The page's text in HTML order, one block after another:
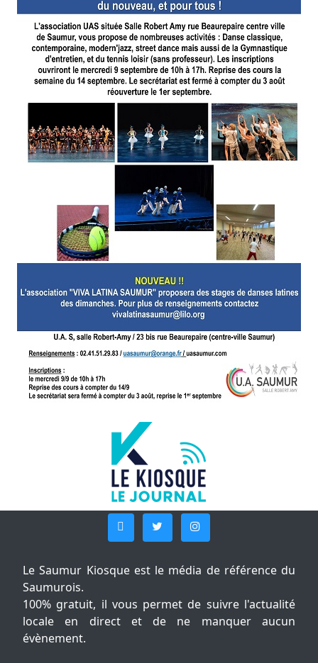
Le Saumur Kiosque est le média de référence du
Saumurois.
100% gratuit, il vous permet de suivre l'actualité
locale en direct et de ne manquer aucun
évènement.